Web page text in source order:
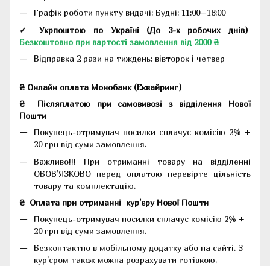
Графік роботи пункту видачі: Будні: 11:00–18:00
✓ Укрпоштою по Україні (До 3-х робочих днів)
Безкоштовно при вартості замовлення від 2000 ₴
Відправка 2 рази на тиждень: вівторок і четвер
₴ Онлайн оплата Монобанк (Еквайринг)
₴
Післяплатою при самовивозі з відділення Нової
Пошти
Покупець-отримувач посилки сплачує комісію 2% +
20 грн від суми замовлення.
Важливо!!! При отриманні товару на відділенні
ОБОВ'ЯЗКОВО перед оплатою перевірте цільність
товару та комплектацію.
₴ Оплата при отриманні кур'єру Нової Пошти
Покупець-отримувач посилки сплачує комісію 2% +
20 грн від суми замовлення.
Безконтактно в мобільному додатку або на сайті. З
кур'єром також можна розрахувати готівкою,